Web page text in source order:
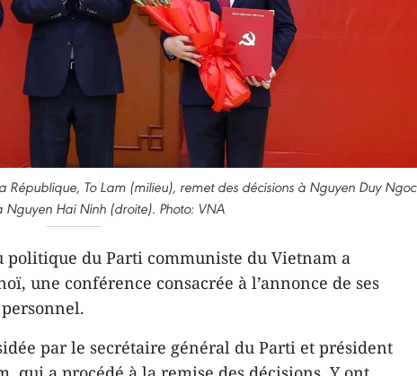
République, To Lam (milieu), remet des décisions à Nguyen Duy Ngoc
Nguyen Hai Ninh (droite). Photo: VNA
politique du Parti communiste du Vietnam a
une conférence consacrée à l’annonce de ses
par le secrétaire général du Parti et président